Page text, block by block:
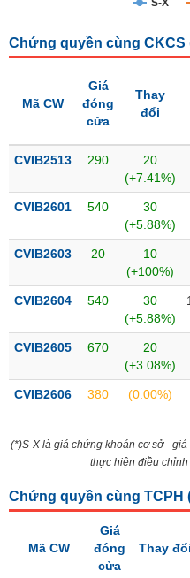
thái
thị
Niêm
Niêm
mới
yết
bổ
Hủy
đặc
Không
S-X
Chứng quyền cùng CKCS
Mã CW
Giá
đóng
cửa
Thay
đổi
CVIB2513 290
20
(+7.41%)
CVIB2601 540
30
(+5.88%)
CVIB2603 20
10
(+100%)
CVIB2604 540
30
(+5.88%)
CVIB2605 670
20
(+3.08%)
CVIB2606 380 (0.00%)
(*)S-X là giá chứng khoán cơ sở -
thực hiện điều
Chứng quyền cùng TCPH
Mã CW
Giá
đóng
cửa
Thay đổi
NGÀNH
NGHIỆP
PHIẾU
PHÁI
TRÁI
PHIẾU
CỤ
ĐẦU